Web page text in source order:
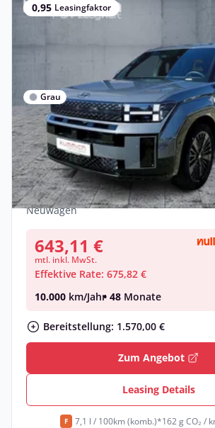
0,95 Leasingfaktor
Grau
Privat
Hyundai SANTA FE HEV 6-
PS)4WD Blackline
Benzin •Automatik •239 PS (176 kW)
Neuwagen
643,11 €
mtl. inkl. MwSt.
Effektive Rate: 675,82 €
10.000 km/Jahr• 48 Monate
Bereitstellung: 1.570,00 €
Zum Angebot
Leasing Details
F 7,1 l / 100km (komb.)*162 g CO₂ /